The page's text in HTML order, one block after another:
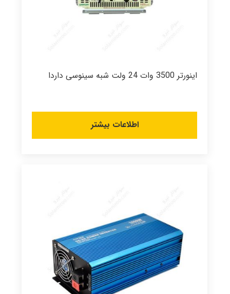
اینورتر 3500 وات 24 ولت شبه سینوسی داردا
اطلاعات بیشتر